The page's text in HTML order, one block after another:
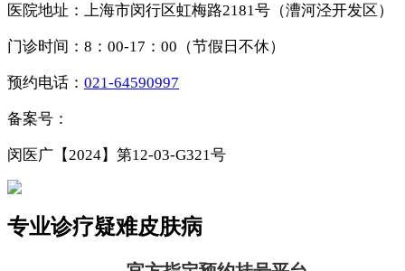
医院地址：上海市闵行区虹梅路2181号（漕河泾开发区）
门诊时间：8：00-17：00（节假日不休）
预约电话： 021-64590997
备案号：
闵医广【2024】第12-03-G321号
专业诊疗疑难皮肤病